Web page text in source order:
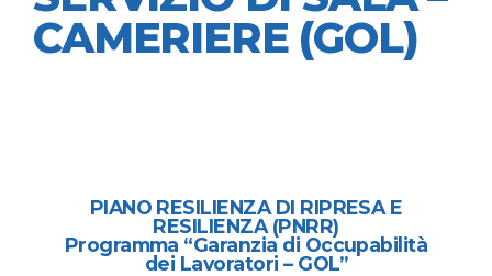
CAMERIERE (GOL)
PIANO RESILIENZA DI RIPRESA E
RESILIENZA (PNRR)
Programma “Garanzia di Occupabilità
dei Lavoratori – GOL”